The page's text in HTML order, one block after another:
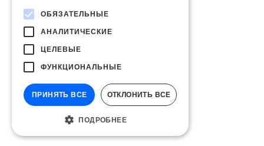
ОБЯЗАТЕЛЬНЫЕ
АНАЛИТИЧЕСКИЕ
ЦЕЛЕВЫЕ
ФУНКЦИОНАЛЬНЫЕ
ПРИНЯТЬ ВСЕ ОТКЛОНИТЬ ВСЕ
ПОДРОБНЕЕ